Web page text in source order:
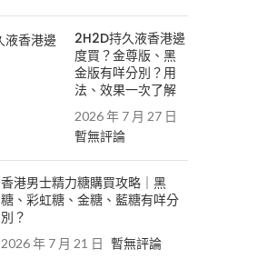
2H2D持久液香港邊
度買？金尊版、黑
金版有咩分別？用
法、效果一次了解
2026 年 7 月 27 日
暫無評論
香港男士精力糖購買攻略｜黑
糖、彩虹糖、金糖、藍糖有咩分
別？
2026 年 7 月 21 日 暫無評論